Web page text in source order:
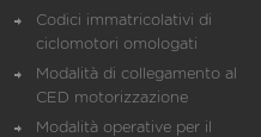
Codici immatricolativi di
ciclomotori omologati
Modalità di collegamento al
CED motorizzazione
Modalità operative per il